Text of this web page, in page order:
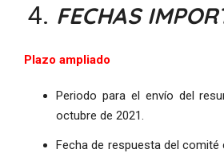
FECHAS
Plazo ampliado
Periodo para el envío del
octubre de 2021.
Fecha de respuesta del comité